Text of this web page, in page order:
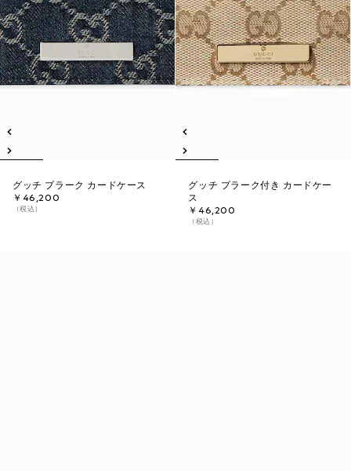
グッチ プラーク カードケース
￥46,200
（税込）
グッチ プラーク付き カードケー
ス
￥46,200
（税込）